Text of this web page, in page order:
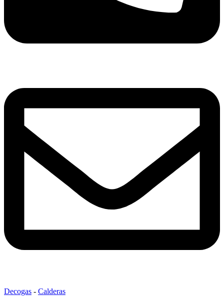
Decogas - Calderas